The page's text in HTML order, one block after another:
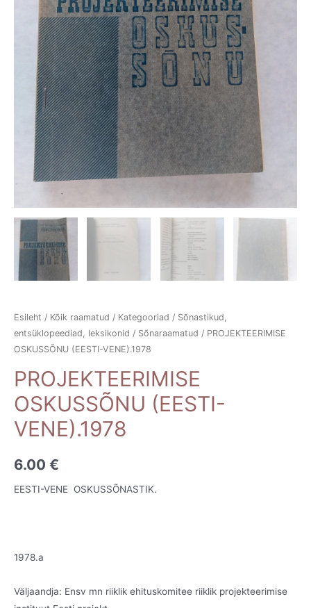
Esileht / Kõik raamatud / Kategooriad / Sõnastikud,
entsüklopeediad, leksikonid / Sõnaraamatud / PROJEKTEERIMISE
OSKUSSÕNU (EESTI-VENE).1978
PROJEKTEERIMISE
OSKUSSÕNU (EESTI-
VENE).1978
6.00 €
EESTI-VENE OSKUSSÕNASTIK.
1978.a
Väljaandja: Ensv mn riiklik ehituskomitee riiklik projekteerimise